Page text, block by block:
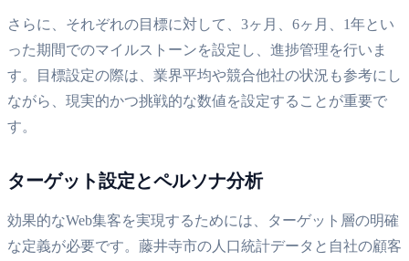
さらに、それぞれの目標に対して、3ヶ月、6ヶ月、1年とい
った期間でのマイルストーンを設定し、進捗管理を行いま
す。目標設定の際は、業界平均や競合他社の状況も参考にし
ながら、現実的かつ挑戦的な数値を設定することが重要で
す。
ターゲット設定とペルソナ分析
効果的なWeb集客を実現するためには、ターゲット層の明確
な定義が必要です。藤井寺市の人口統計データと自社の顧客